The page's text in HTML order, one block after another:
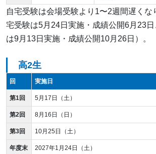
自宅受験は会場受験より1〜2週間遅くな
宅受験は5月24日実施・成績公開6月23
は9月13日実施・成績公開10月26日）。
高2生
回 実施日
第1回 5月17日（土）
第2回 8月16日（日）
第3回 10月25日（土）
年度末 2027年1月24日（土）